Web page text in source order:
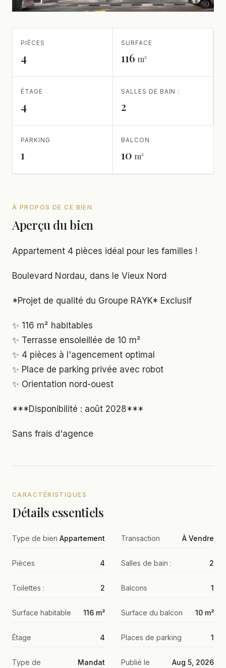
PIÈCES
4
SURFACE
116 m²
ÉTAGE
4
SALLES DE BAIN :
2
PARKING
1
BALCON
10 m²
À PROPOS DE CE BIEN
Aperçu du bien
Appartement 4 pièces idéal pour les familles !
Boulevard Nordau, dans le Vieux Nord
*Projet de qualité du Groupe RAYK* Exclusif
✨ 116 m² habitables
✨ Terrasse ensoleillée de 10 m²
✨ 4 pièces à l'agencement optimal
✨ Place de parking privée avec robot
✨ Orientation nord-ouest
***Disponibilité : août 2028***
Sans frais d'agence
CARACTÉRISTIQUES
Détails essentiels
Type de bien Appartement Transaction À Vendre
Pièces 4 Salles de bain : 2
Toilettes : 2 Balcons 1
Surface habitable 116 m² Surface du balcon 10 m²
Étage 4 Places de parking 1
Type de
Mandat
Publié le Aug 5, 2026